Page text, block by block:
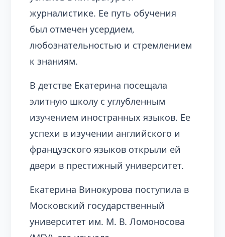
журналистике. Ее путь обучения
был отмечен усердием,
любознательностью и стремлением
к знаниям.
В детстве Екатерина посещала
элитную школу с углубленным
изучением иностранных языков. Ее
успехи в изучении английского и
французского языков открыли ей
двери в престижный университет.
Екатерина Винокурова поступила в
Московский государственный
университет им. М. В. Ломоносова